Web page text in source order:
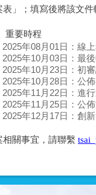
表」；填寫後將該文
重要時程
2025年08月01日：線
2025年10月03日：最
2025年10月23日：初
2025年10月28日：公
2025年11月22日：進
2025年11月25日：公
2025年12月17日：創
相關事宜，請聯繫